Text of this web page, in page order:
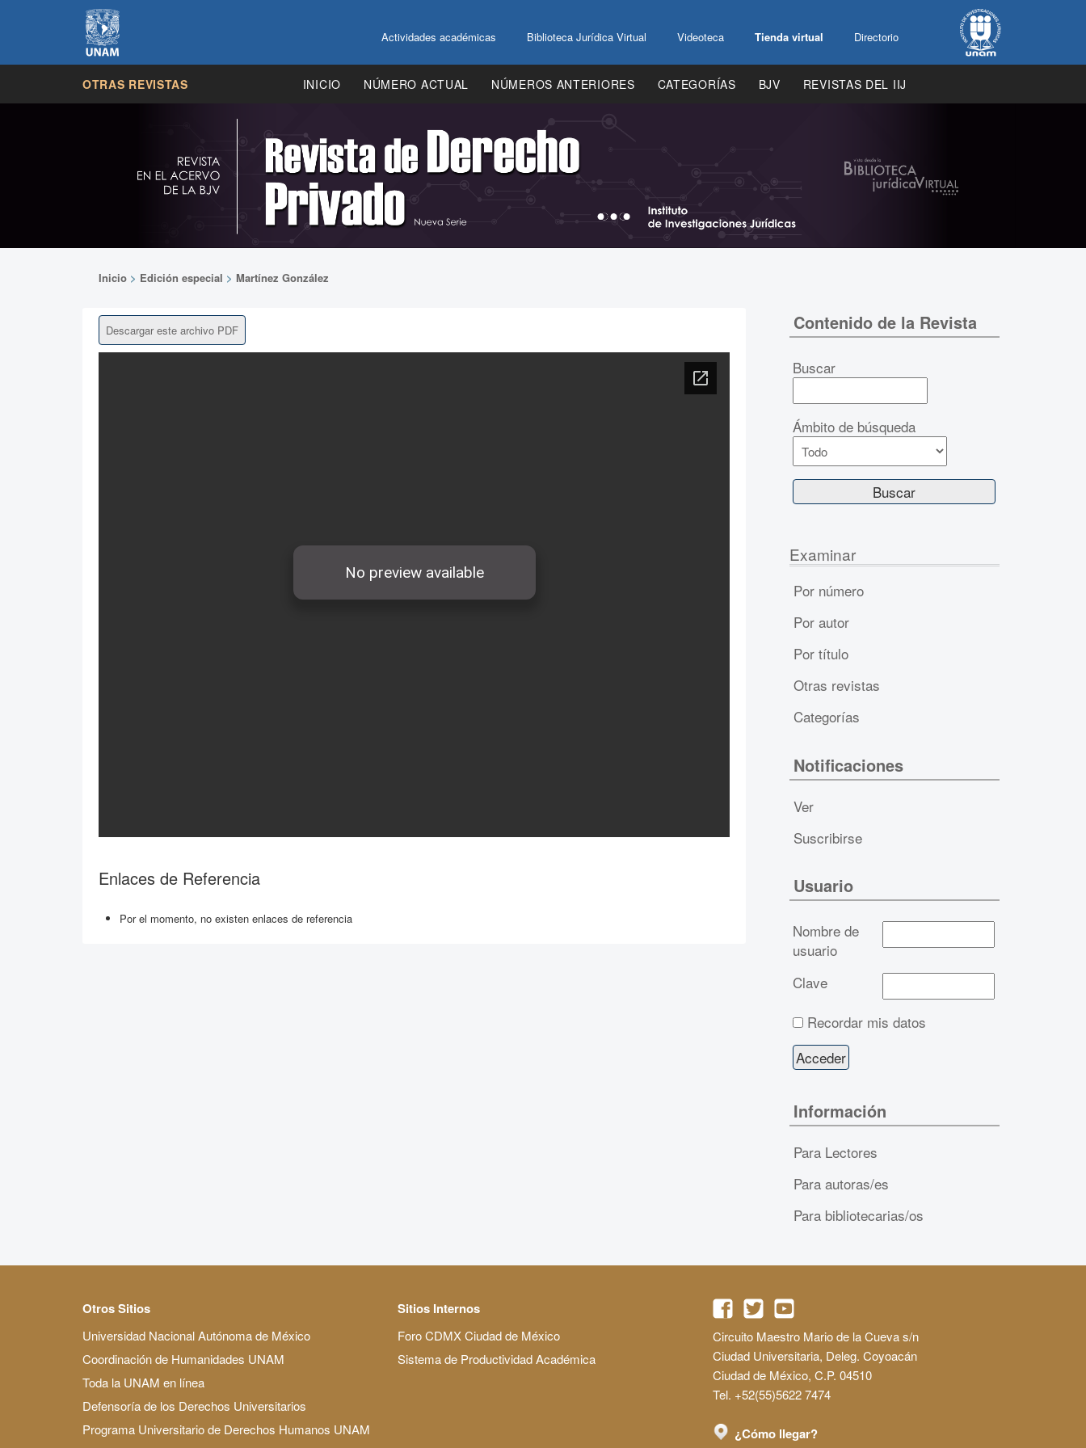
Actividades académicas Biblioteca Jurídica Virtual Videoteca Tienda virtual Directorio
OTRAS REVISTAS INICIO NÚMERO ACTUAL NÚMEROS ANTERIORES CATEGORÍAS BJV REVISTAS DEL IIJ
Inicio > Edición especial > Martínez González
Descargar este archivo PDF
Enlaces de Referencia
Por el momento, no existen enlaces de referencia
Contenido de la Revista
Buscar
Ámbito de búsqueda
Examinar
Por número
Por autor
Por título
Otras revistas
Categorías
Notificaciones
Ver
Suscribirse
Usuario
Nombre de
usuario
Clave
Recordar mis datos
Información
Para Lectores
Para autoras/es
Para bibliotecarias/os
Otros Sitios
Universidad Nacional Autónoma de México
Coordinación de Humanidades UNAM
Toda la UNAM en línea
Defensoría de los Derechos Universitarios
Programa Universitario de Derechos Humanos UNAM
Sitios Internos
Foro CDMX Ciudad de México
Sistema de Productividad Académica
Circuito Maestro Mario de la Cueva s/n
Ciudad Universitaria, Deleg. Coyoacán
Ciudad de México, C.P. 04510
Tel. +52(55)5622 7474
¿Cómo llegar?